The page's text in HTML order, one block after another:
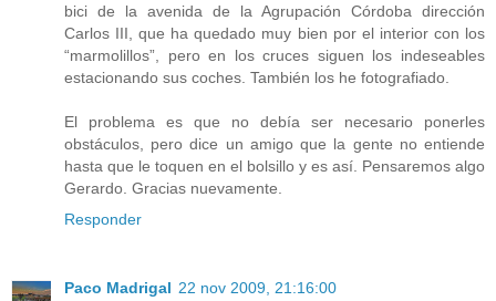
bici de la avenida de la Agrupación Córdoba dirección
Carlos III, que ha quedado muy bien por el interior con los
“marmolillos”, pero en los cruces siguen los indeseables
estacionando sus coches. También los he fotografiado.
El problema es que no debía ser necesario ponerles
obstáculos, pero dice un amigo que la gente no entiende
hasta que le toquen en el bolsillo y es así. Pensaremos algo
Gerardo. Gracias nuevamente.
Responder
Paco Madrigal 22 nov 2009, 21:16:00